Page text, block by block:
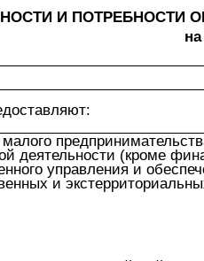
И ПОТРЕБНОСТИ
деятельности (кроме
управления и
и